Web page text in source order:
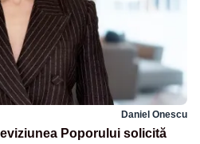
Daniel Onescu
Poporului solicită